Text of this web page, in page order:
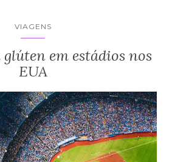
VIAGENS
glúten em estádios nos
EUA